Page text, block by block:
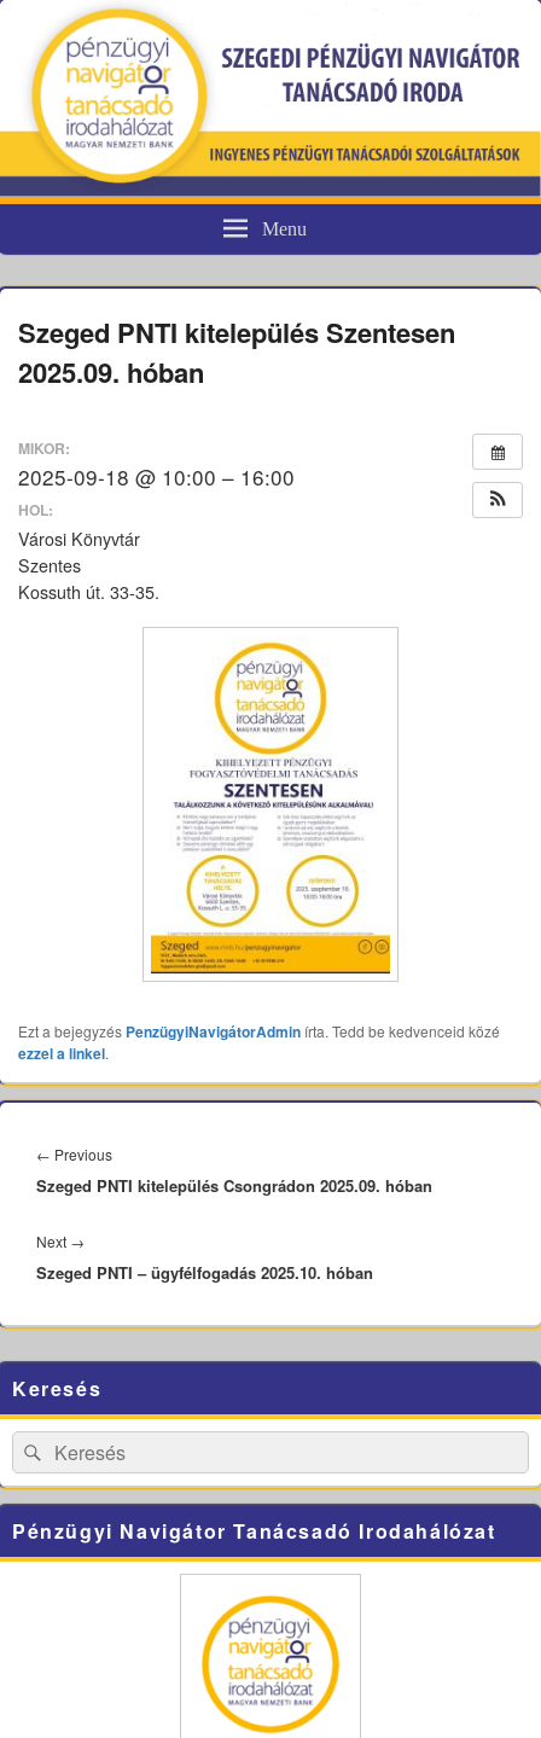
Pénzügyi fogyasztóvédelem
Menu
Szeged PNTI kitelepülés Szentesen
2025.09. hóban
MIKOR:
2025-09-18 @ 10:00 – 16:00
HOL:
Városi Könyvtár
Szentes
Kossuth út. 33-35.
Ezt a bejegyzés PenzügyiNavigátorAdmin írta. Tedd be kedvenceid közé
ezzel a linkel.
navigáció
← PreviousPrevious
post:
Szeged PNTI kitelepülés Csongrádon 2025.09. hóban
Next →
post:
Szeged PNTI – ügyfélfogadás 2025.10. hóban
Sidebar
Widget
Area
Keresés
Search
for:
Search
Pénzügyi Navigátor Tanácsadó Irodahálózat